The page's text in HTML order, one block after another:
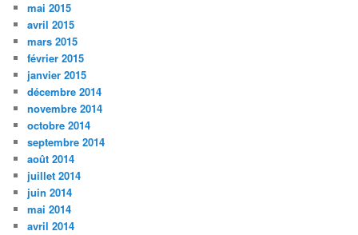
mai 2015
avril 2015
mars 2015
février 2015
janvier 2015
décembre 2014
novembre 2014
octobre 2014
septembre 2014
août 2014
juillet 2014
juin 2014
mai 2014
avril 2014